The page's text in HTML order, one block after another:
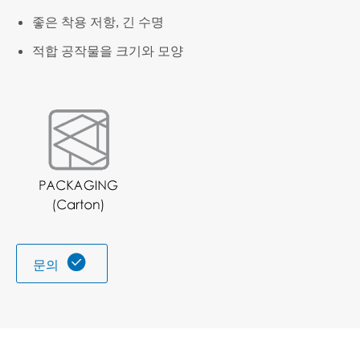
좋은 착용 저항, 긴 수명
적합 공작물을 크기와 모양
문의 